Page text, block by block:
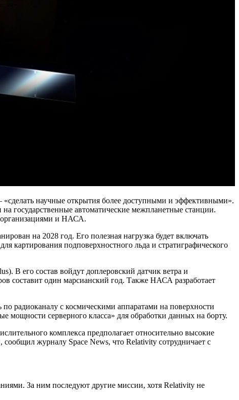
научные открытия более доступными и эффективными».
государственные автоматические межпланетные станции.
организациями и НАСА.
на 2028 год. Его полезная нагрузка будет включать
картирования подповерхностного льда и стратиграфического
В его состав войдут доплеровский датчик ветра и
составит один марсианский год. Также НАСА разработает
по радиоканалу с космическими аппаратами на поверхности
мощности серверного класса» для обработки данных на борту.
комплекса предполагает относительно высокие
журналу Space News, что Relativity сотрудничает с
За ним последуют другие миссии, хотя Relativity не